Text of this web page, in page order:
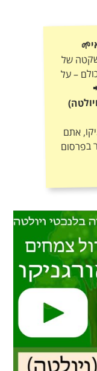
של
עדכונים לפני כולם – על
אתם
בפרסום